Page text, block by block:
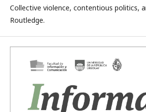
Collective violence, contentious politics,
Routledge.